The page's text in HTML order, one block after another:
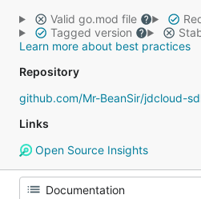
Valid go.mod file
Tagged version
Learn more about best practices
Repository
github.com/Mr-BeanSir/jdcloud-
Links
Open Source Insights